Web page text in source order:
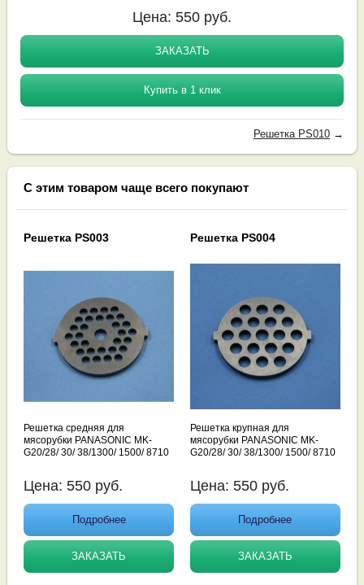
Цена: 550 руб.
ЗАКАЗАТЬ
Купить в 1 клик
Решетка PS010→
С этим товаром чаще всего покупают
Решетка PS003
Решетка средняя для
мясорубки PANASONIC MK-
G20/28/ 30/ 38/1300/ 1500/ 8710
Цена:550 руб.
Подробнее
ЗАКАЗАТЬ
Решетка PS004
Решетка крупная для
мясорубки PANASONIC MK-
G20/28/ 30/ 38/1300/ 1500/ 8710
Цена: 550 руб.
Подробнее
ЗАКАЗАТЬ